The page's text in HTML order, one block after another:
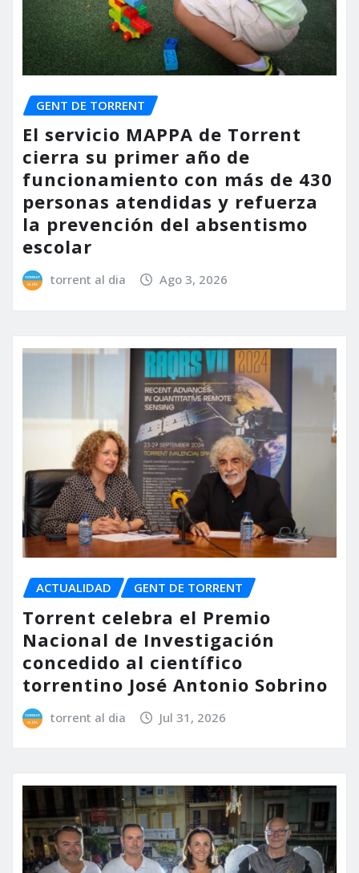
GENT DE TORRENT
El servicio MAPPA de Torrent
cierra su primer año de
funcionamiento con más de 430
personas atendidas y refuerza
la prevención del absentismo
escolar
torrent al dia Ago 3, 2026
ACTUALIDAD GENT DE TORRENT
Torrent celebra el Premio
Nacional de Investigación
concedido al científico
torrentino José Antonio Sobrino
torrent al dia Jul 31, 2026